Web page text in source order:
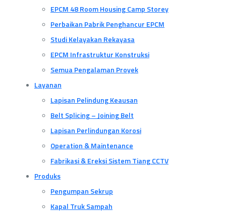
EPCM 48 Room Housing Camp Storey
Perbaikan Pabrik Penghancur EPCM
Studi Kelayakan Rekayasa
EPCM Infrastruktur Konstruksi
Semua Pengalaman Proyek
Layanan
Lapisan Pelindung Keausan
Belt Splicing – Joining Belt
Lapisan Perlindungan Korosi
Operation & Maintenance
Fabrikasi & Ereksi Sistem Tiang CCTV
Produks
Pengumpan Sekrup
Kapal Truk Sampah